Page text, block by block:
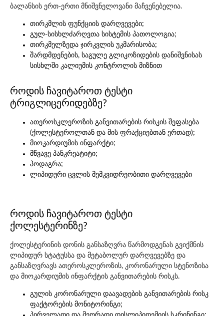
ბალანსის ერთ-ერთი მნიშვნელოვანი მაჩვენებელია.
თირკმლის ფუნქციის დარღვევები;
გულ-სისხლძარღვთა სისტემის პათოლოგია;
თირკმელზედა ჯირკვლის უკმარისობა;
შარდმდენების, საგულე გლიკოზიდების დანიშვნისას
სისხლში კალიუმის კონტროლის მიზნით
როდის ჩავიტაროთ ტესტი
ტრიგლიცერიდებზე?
ათეროსკლეროზის განვითარების რისკის შეფასება
(ქოლესტეროლთან და მის ფრაქციებთან ერთად);
მიოკარდიუმის ინფარქტი;
მწვავე პანკრეატიტი;
პოდაგრა;
ლიპიდური ცვლის მემკვიდრეობითი დარღვევები
როდის ჩავიტაროთ ტესტი
ქოლესტერინზე?
ქოლესტერინის დონის განსაზღვრა წარმოდგენას გვიქმნის
ლიპიდურ სტატუსსა და მეტაბოლურ დარღვევებზე და
განსაზღვრავს ათეროსკლეროზის, კორონარული სტენოზისა
და მიოკარდიუმის ინფარქტის განვითარების რისკს.
გულის კორონარული დაავადების განვითარების რისკ
ფაქტორების მონიტორინგი;